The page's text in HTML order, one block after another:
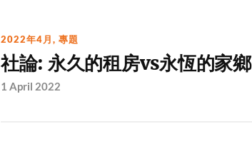
2022年4月, 專題
社論: 永久的租房vs永恆的家鄉
1 April 2022